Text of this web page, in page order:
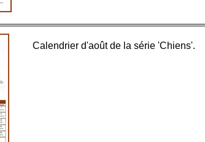
Calendrier d'août de la série 'Chiens'.